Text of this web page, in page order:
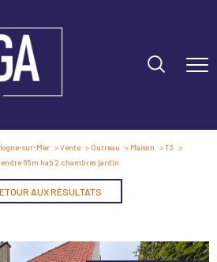
sur-Mer Vente Outreau Maison
T3
65m hab 2 chambres jardin
AUX RÉSULTATS